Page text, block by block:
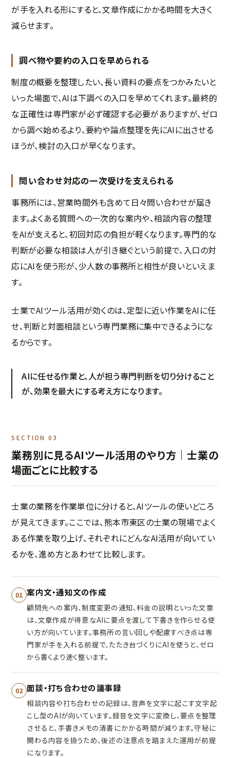
が手を入れる形にすると、文章作成にかかる時間を大きく
減らせます。
調べ物や要約の入口を早められる
制度の概要を整理したい、長い資料の要点をつかみたいと
いった場面で、AIは下調べの入口を早めてくれます。最終的
な正確性は専門家が必ず確認する必要がありますが、ゼロ
から調べ始めるより、要約や論点整理を先にAIに出させる
ほうが、検討の入口が早くなります。
問い合わせ対応の一次受けを支えられる
事務所には、営業時間外も含めて日々問い合わせが届き
ます。よくある質問への一次的な案内や、相談内容の整理
をAIが支えると、初回対応の負担が軽くなります。専門的な
判断が必要な相談は人が引き継ぐという前提で、入口の対
応にAIを使う形が、少人数の事務所と相性が良いといえま
す。
士業でAIツール活用が効くのは、定型に近い作業をAIに任
せ、判断と対面相談という専門業務に集中できるようにな
るからです。
AIに任せる作業と、人が担う専門判断を切り分けること
が、効果を最大にする考え方になります。
SECTION 03
業務別に見るAIツール活用のやり方｜士業の
場面ごとに比較する
士業の業務を作業単位に分けると、AIツールの使いどころ
が見えてきます。ここでは、熊本市東区の士業の現場でよく
ある作業を取り上げ、それぞれにどんなAI活用が向いてい
るかを、進め方とあわせて比較します。
01 案内文・通知文の作成
顧問先への案内、制度変更の通知、料金の説明といった文章
は、文章作成が得意なAIに要点を渡して下書きを作らせる使
い方が向いています。事務所の言い回しや配慮すべき点は専
門家が手を入れる前提で、たたき台づくりにAIを使うと、ゼロ
から書くより速く整います。
02 面談・打ち合わせの議事録
相談内容や打ち合わせの記録は、音声を文字に起こす文字起
こし型のAIが向いています。録音を文字に変換し、要点を整理
させると、手書きメモの清書にかかる時間が減ります。守秘に
関わる内容を扱うため、後述の注意点を踏まえた運用が前提
になります。